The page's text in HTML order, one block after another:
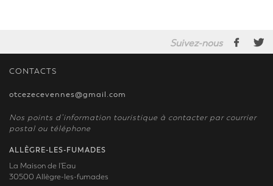
Suivez-nous
CONTACTS
otcezecevennes@gmail.com
Nos points d’information touristique à contacter par courrier
postal ou téléphone
ALLÈGRE-LES-FUMADES
La Maison de l'Eau
30500 Allègre-les-fumades